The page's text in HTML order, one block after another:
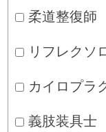
柔道整復師
リフレクソ
カイロプラ
義肢装具士